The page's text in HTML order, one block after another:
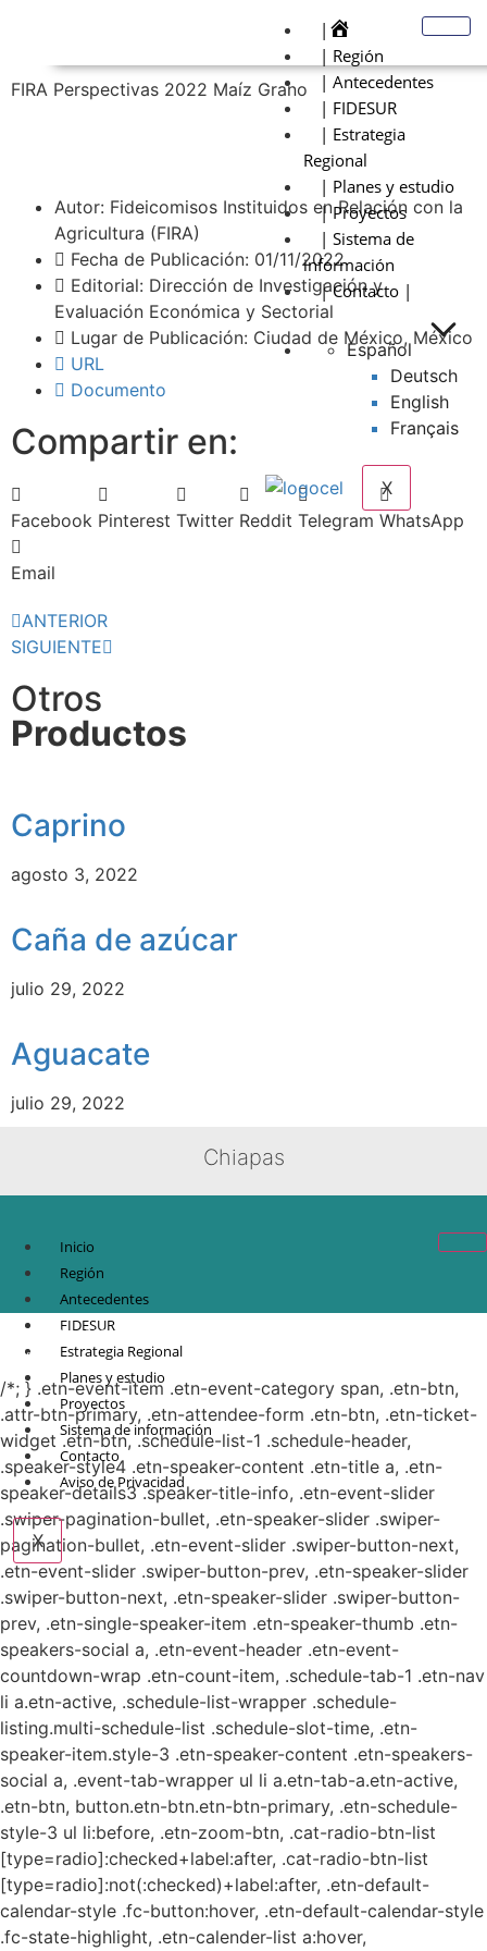
|
| Región
| Antecedentes
| FIDESUR
| Estrategia
Regional
| Planes y estudio
| Proyectos
| Sistema de
información
| Contacto |
Español
Deutsch
English
Français
X
FIRA Perspectivas 2022 Maíz Grano
Autor: Fideicomisos Instituidos en Relación con la
Agricultura (FIRA)
Fecha de Publicación: 01/11/2022
Editorial: Dirección de Investigación y
Evaluación Económica y Sectorial
Lugar de Publicación: Ciudad de México, México
URL
Documento
Compartir en:
Facebook Pinterest Twitter Reddit Telegram WhatsApp
Email
ANTERIOR
SIGUIENTE
Otros
Productos
Caprino
agosto 3, 2022
Caña de azúcar
julio 29, 2022
Aguacate
julio 29, 2022
Chiapas
Inicio
Región
Antecedentes
FIDESUR
Estrategia Regional
Planes y estudio
Proyectos
Sistema de información
Contacto
Aviso de Privacidad
X
© Copyright 2021.
Sureste.
/*; } .etn-event-item .etn-event-category span, .etn-btn,
.attr-btn-primary, .etn-attendee-form .etn-btn, .etn-ticket-
widget .etn-btn, .schedule-list-1 .schedule-header,
.speaker-style4 .etn-speaker-content .etn-title a, .etn-
speaker-details3 .speaker-title-info, .etn-event-slider
.swiper-pagination-bullet, .etn-speaker-slider .swiper-
pagination-bullet, .etn-event-slider .swiper-button-next,
.etn-event-slider .swiper-button-prev, .etn-speaker-slider
.swiper-button-next, .etn-speaker-slider .swiper-button-
prev, .etn-single-speaker-item .etn-speaker-thumb .etn-
speakers-social a, .etn-event-header .etn-event-
countdown-wrap .etn-count-item, .schedule-tab-1 .etn-nav
li a.etn-active, .schedule-list-wrapper .schedule-
listing.multi-schedule-list .schedule-slot-time, .etn-
speaker-item.style-3 .etn-speaker-content .etn-speakers-
social a, .event-tab-wrapper ul li a.etn-tab-a.etn-active,
.etn-btn, button.etn-btn.etn-btn-primary, .etn-schedule-
style-3 ul li:before, .etn-zoom-btn, .cat-radio-btn-list
[type=radio]:checked+label:after, .cat-radio-btn-list
[type=radio]:not(:checked)+label:after, .etn-default-
calendar-style .fc-button:hover, .etn-default-calendar-style
.fc-state-highlight, .etn-calender-list a:hover,